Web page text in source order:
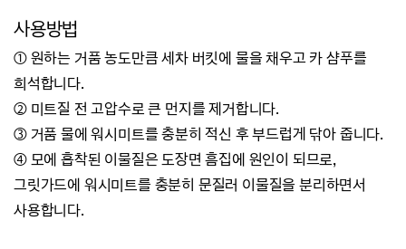
사용방법
① 원하는 거품 농도만큼 세차 버킷에 물을 채우고 카 샴푸를
희석합니다.
② 미트질 전 고압수로 큰 먼지를 제거합니다.
③ 거품 물에 워시미트를 충분히 적신 후 부드럽게 닦아 줍니다.
④ 모에 흡착된 이물질은 도장면 흠집에 원인이 되므로,
그릿가드에 워시미트를 충분히 문질러 이물질을 분리하면서
사용합니다.